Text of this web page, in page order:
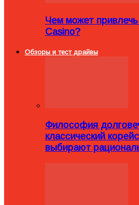
Чем может
Casino?
Обзоры и тест драйвы
Философия
классический
выбирают